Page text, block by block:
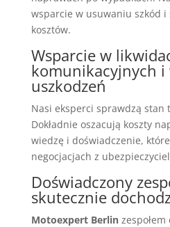
wsparcie w usuwaniu szkód i
kosztów.
Wsparcie w
komunikacyjnych i
uszkodzeń
Nasi eksperci sprawdzą stan
Dokładnie oszacują koszty
wiedzę i doświadczenie,
negocjacjach z
Doświadczony
skutecznie
Motoexpert Berlinzespołem